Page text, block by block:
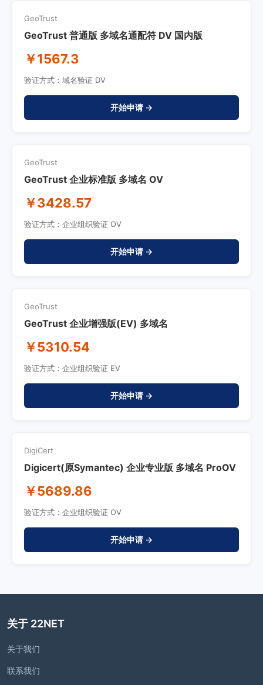
GeoTrust
GeoTrust 普通版 多域名通配符 DV 国内版
￥1567.3
验证方式：域名验证 DV
开始申请 →
GeoTrust
GeoTrust 企业标准版 多域名 OV
￥3428.57
验证方式：企业组织验证 OV
开始申请 →
GeoTrust
GeoTrust 企业增强版(EV) 多域名
￥5310.54
验证方式：企业组织验证 EV
开始申请 →
DigiCert
Digicert(原Symantec) 企业专业版 多域名 ProOV
￥5689.86
验证方式：企业组织验证 OV
开始申请 →
关于 22NET
关于我们
联系我们